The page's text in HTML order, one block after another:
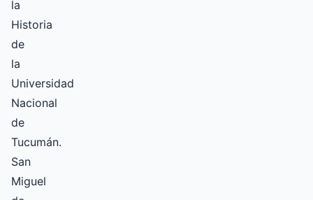
la
Historia
de
la
Universidad
Nacional
de
Tucumán.
San
Miguel